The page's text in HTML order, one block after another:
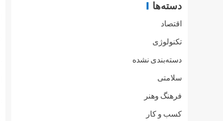
دسته‌ها
اقتصاد
تکنولوژی
دسته‌بندی نشده
سلامتی
فرهنگ وهنر
کسب و کار